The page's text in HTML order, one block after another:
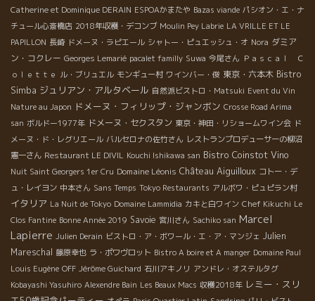
Catherine et Dominique DERAIN ESPOAかまたや Bazas viande パシオン・エ・ナ
チュール心斎橋店 2018年収穫・デコンブ Moulin Pey Labrie LA VRILLE ET LE
PAPILLON 長崎 ドメーヌ・ラピエール シャトー・ピュエッシュ・オ Nora ダミア
ン・コクレー Georges Lemarié pacalet familly Suwa 今尾さん Ｐａｓｃａｌ Ｃ
ｏｌｅｔｔｅ ル・ブリュエル モンギュー村 ワインバー・俊 東京・六本木 Bistro
Simba ジュリアン・アルタベール 自然派ビストロ・Matsuki Event du Vin
Nature au Japon ドメーヌ・フィリップ・ジャンボン Crosse Road Arima
san ボルドー1977年 ドメーヌ・セクスタン 東京・神田・リショームワイン会 ド
メーヌ・ド・レグリエール バルセロナの佐竹さん レストランプロデューサーの柳沼
憲一さん Restaurant LE DIVIL Kouchi Ishikawa san Bistro Coinstot Vino
Nuit Saint Georgers 1er Cru Domaine Léonis Château Aiguilloux コトー・デ
ュ・レイヨン 中本さん Sans Temps Tokyo Restaurants アルボワ・ピュピラン村
イタリア La Nuit de Tokyo Domaine Lammidia カキと白ワイン Chef Kikuchi Le
Clos Fantine Bonne Année 2019 Savoie 宮川さん Sachiko san Marcel
Lapierre Julien Derain ビストロ・ア・ボワール・エ・ア・マンジェ Julien
Mareschal 藤原幸也 ラ・ポワヴロット Bistro A boire et A manger Domaine Paul
Louis Eugène OFF Jérôme Guichard 石川アキノリ アンドレ・オステルタグ
Kobayashi Yasuhiro Alexendre Bain Les Beaux Macs 収穫2018年 レミー・スリ